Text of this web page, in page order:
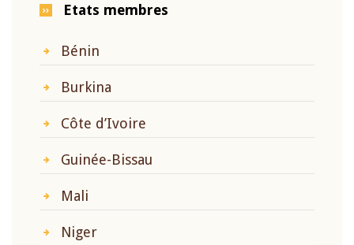
Etats membres
Bénin
Burkina
Côte d’Ivoire
Guinée-Bissau
Mali
Niger